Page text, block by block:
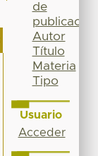
de
publicación
Autor
Título
Materia
Tipo
Usuario
Acceder